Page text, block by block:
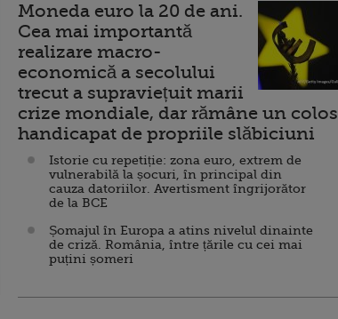
Moneda euro la 20 de ani.
Cea mai importantă
realizare macro-
economică a secolului
trecut a supraviețuit marii
crize mondiale, dar rămâne un colos
handicapat de propriile slăbiciuni
Istorie cu repetiție: zona euro, extrem de
vulnerabilă la șocuri, în principal din
cauza datoriilor. Avertisment îngrijorător
de la BCE
Șomajul în Europa a atins nivelul dinainte
de criză. România, între țările cu cei mai
puțini șomeri